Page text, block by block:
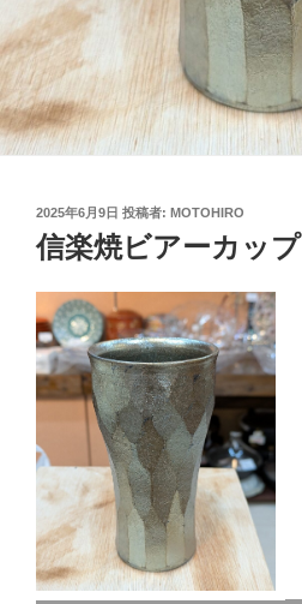
投
稿
日:
2025年6月9日 投稿者: MOTOHIRO
信楽焼ビアーカップ